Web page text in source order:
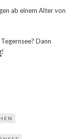
ab einem Alter von
Dann
!